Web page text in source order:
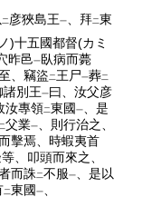
二 彦狹島王一 、拜二東
)十五國都督(カミ
昨邑一臥病而薨
、竊盜二王尸一葬二
諸別王一曰、汝父彦
汝專領二東國一
、是
父業一
、則行治之、
擊焉、時蝦夷首
、叩頭而來之、
而誅二不服一
、是以
二東國一